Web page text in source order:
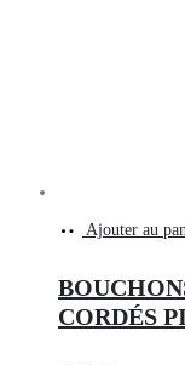
Ajouter au
CORDÉS